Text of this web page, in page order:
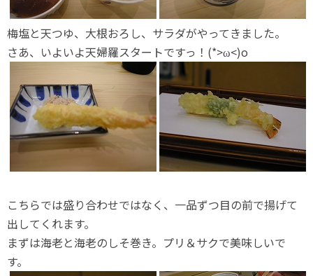
梅塩と天つゆ、大根おろし、サラダがやってきました。
さあ、いよいよ天婦羅スタートですっ！(*>ω<)o
こちらでは盛り合わせではなく、一品ずつ目の前で揚げて
出してくれます。
まずは海老と海老のしそ巻き。プリ＆サクで美味しいで
す。